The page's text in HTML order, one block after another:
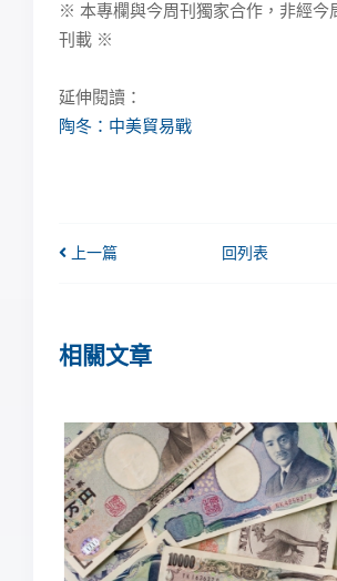
※ 本專欄與今周刊獨家合作，非經今
刊載 ※
延伸閱讀：
陶冬：中美貿易戰
上一篇 回列表
相關文章